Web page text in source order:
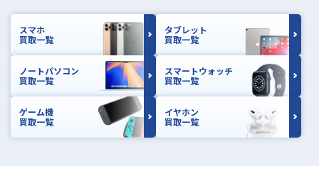
スマホ
買取一覧
タブレット
買取一覧
ノートパソコン
買取一覧
スマートウォッチ
買取一覧
ゲーム機
買取一覧
イヤホン
買取一覧